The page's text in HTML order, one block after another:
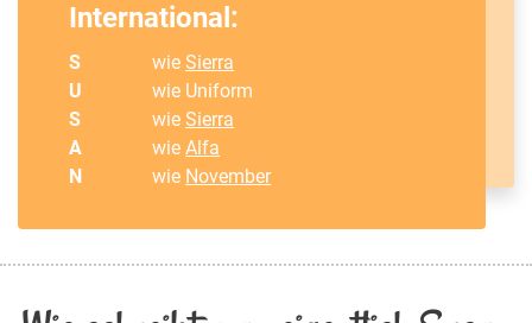
International:
S wieSierra
U
wie Uniform
S
wieSierra
A
wieAlfa
N
wie November